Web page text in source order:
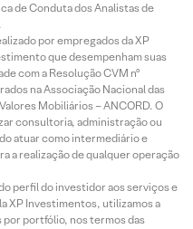
de Conduta dos Analistas de
por empregados da XP
que desempenham suas
com a Resolução CVM nº
na Associação Nacional das
Mobiliários – ANCORD. O
consultoria, administração ou
atuar como intermediário e
a realização de qualquer operação
perfil do investidor aos serviços e
XP Investimentos, utilizamos a
portfólio, nos termos das